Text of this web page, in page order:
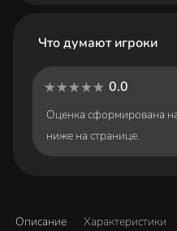
Что думают игроки
0.0
Оценка сформирована
ниже на странице.
Описание Характеристики